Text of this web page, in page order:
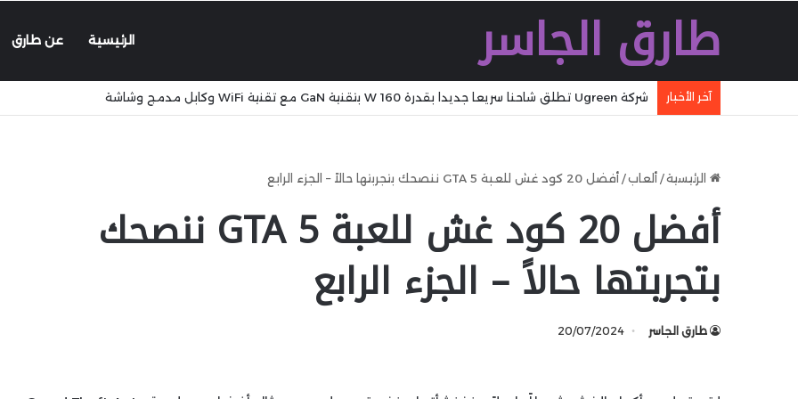
طارق الجاسر الرئيسية عن طارق
آخر الأخبار
شركة Ugreen تطلق شاحنا سريعا جديدا بقدرة 160 W بتقنية GaN مع تقنية WiFi وكابل مدمج وشاشة
الرئيسية/ ألعاب/ أفضل 20 كود غش للعبة GTA 5 ننصحك بتجربتها حالاً – الجزء الرابع
أفضل 20 كود غش للعبة GTA 5 ننصحك
بتجربتها حالاً – الجزء الرابع
طارق الجاسر 20/07/2024